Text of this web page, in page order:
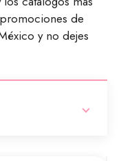
de
y no dejes